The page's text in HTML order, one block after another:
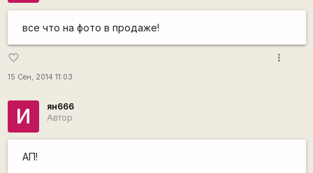
все что на фото в продаже!
favorite_border
15 Сен, 2014 11:03
more_vert
И
ян666
Автор
АП!